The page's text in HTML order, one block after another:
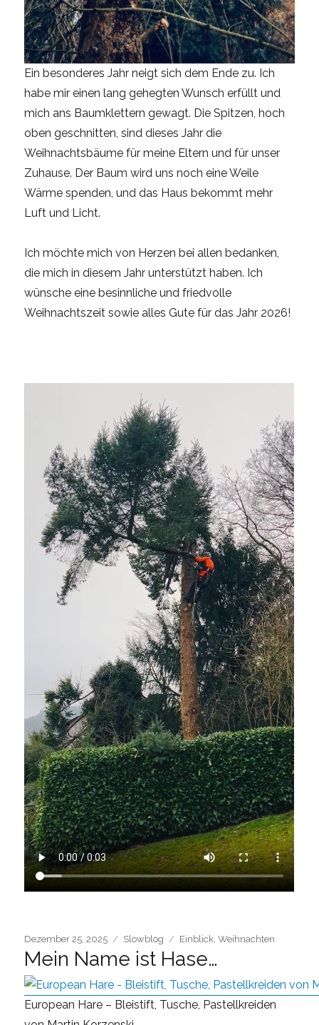
Ein besonderes Jahr neigt sich dem Ende zu. Ich
habe mir einen lang gehegten Wunsch erfüllt und
mich ans Baumklettern gewagt. Die Spitzen, hoch
oben geschnitten, sind dieses Jahr die
Weihnachtsbäume für meine Eltern und für unser
Zuhause. Der Baum wird uns noch eine Weile
Wärme spenden, und das Haus bekommt mehr
Luft und Licht.
Ich möchte mich von Herzen bei allen bedanken,
die mich in diesem Jahr unterstützt haben. Ich
wünsche eine besinnliche und friedvolle
Weihnachtszeit sowie alles Gute für das Jahr 2026!
Posted
on
Dezember 25, 2025 Categories
Slowblog Tags
Einblick ,Weihnachten
Mein Name ist Hase…
European Hare – Bleistift, Tusche, Pastellkreiden